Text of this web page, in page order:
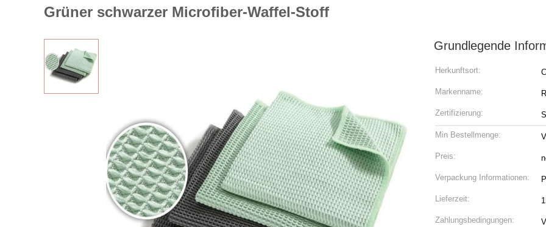
Grüner schwarzer Microfiber-Waffel-Stoff
Grundlegende
Herkunftsort:
Markenname:
Zertifizierung:
Min Bestellmenge:
Preis:
Verpackung Informationen:
Lieferzeit:
Zahlungsbedingungen: